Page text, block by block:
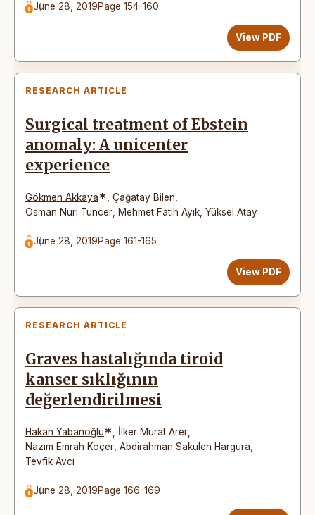
June 28, 2019Page 154-160
View PDF
RESEARCH ARTICLE
Surgical treatment of Ebstein
anomaly: A unicenter
experience
Gökmen Akkaya* Çağatay Bilen
Osman Nuri Tuncer
Mehmet Fatih Ayık Yüksel Atay
June 28, 2019Page 161-165
View PDF
RESEARCH ARTICLE
Graves hastalığında tiroid
kanser sıklığının
değerlendirilmesi
Hakan Yabanoğlu* İlker Murat Arer
Nazım Emrah Koçer Abdirahman Sakulen Hargura
Tevfik Avcı
June 28, 2019Page 166-169